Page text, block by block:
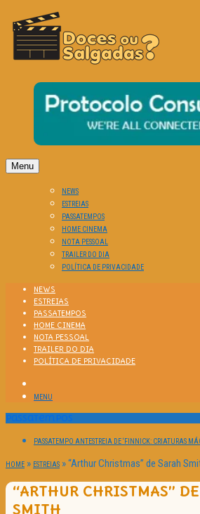
DOCES OU SALGADAS?
O Cinema? Uma Paixão!!
Menu
NEWS
ESTREIAS
PASSATEMPOS
HOME CINEMA
NOTA PESSOAL
TRAILER DO DIA
POLÍTICA DE PRIVACIDADE
NEWS
ESTREIAS
PASSATEMPOS
HOME CINEMA
NOTA PESSOAL
TRAILER DO DIA
POLÍTICA DE PRIVACIDADE
MENU
Passatempos
PASSATEMPO ANTESTREIA DE ‘FINNICK: CRIATURAS
HOME » ESTREIAS »“Arthur Christmas” de Sarah
“ARTHUR CHRISTMAS”
SMITH